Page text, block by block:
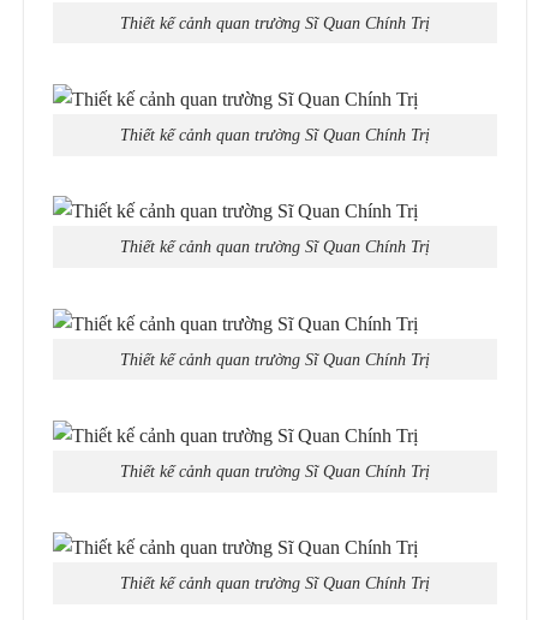
Thiết kế cảnh quan trường Sĩ Quan Chính Trị
Thiết kế cảnh quan trường Sĩ Quan Chính Trị
Thiết kế cảnh quan trường Sĩ Quan Chính Trị
Thiết kế cảnh quan trường Sĩ Quan Chính Trị
Thiết kế cảnh quan trường Sĩ Quan Chính Trị
Thiết kế cảnh quan trường Sĩ Quan Chính Trị